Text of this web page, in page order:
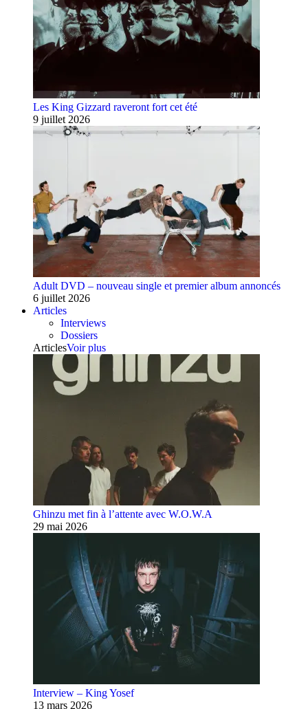
Les King Gizzard raveront fort cet été
9 juillet 2026
Adult DVD – nouveau single et premier album annoncés
6 juillet 2026
Articles
Interviews
Dossiers
ArticlesVoir plus
Ghinzu met fin à l’attente avec W.O.W.A
29 mai 2026
Interview – King Yosef
13 mars 2026